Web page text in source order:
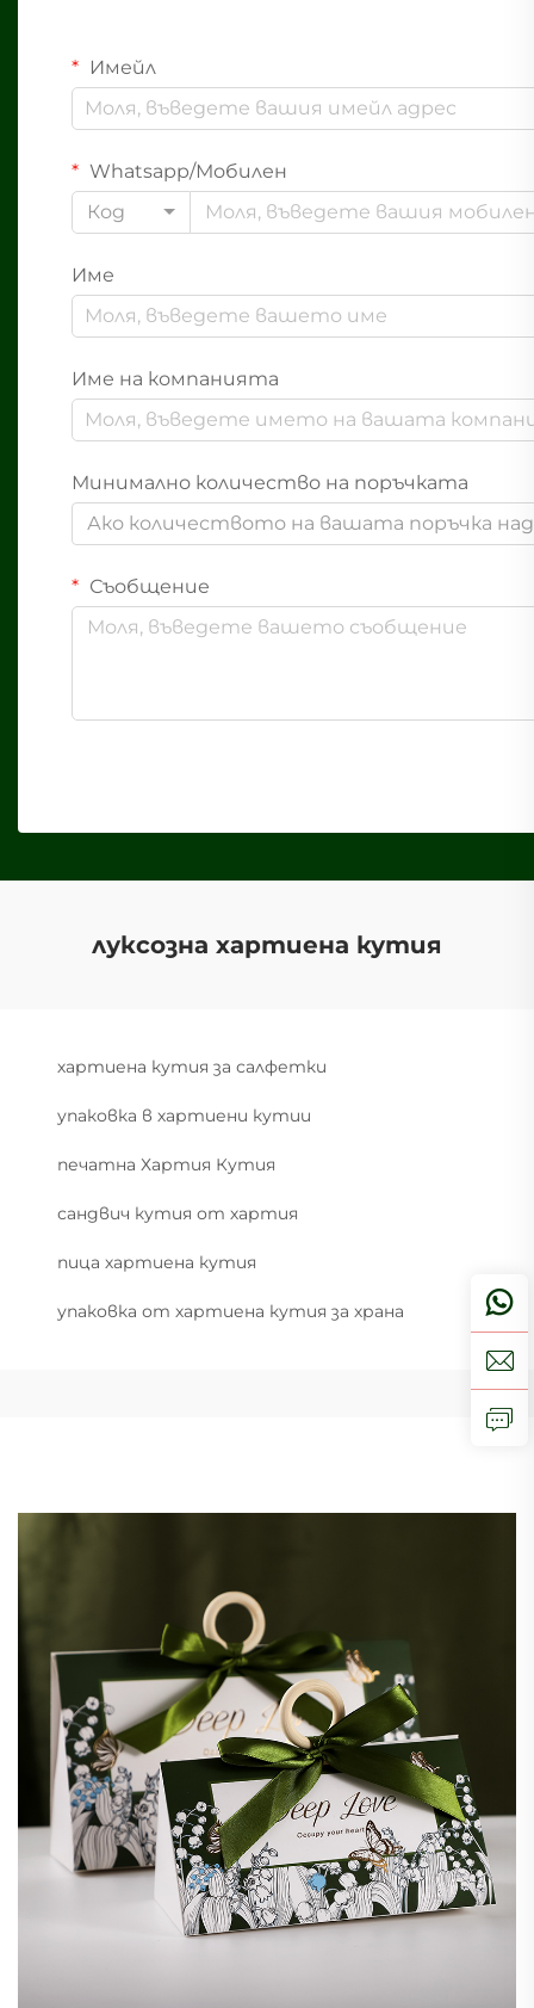
Имейл
Whatsapp/Мобилен
Код
Име
Име на компанията
Минимално количество на поръчката
Ако количеството на вашата поръчка
Съобщение
луксозна хартиена кутия
хартиена кутия за салфетки
упаковка в хартиени кутии
печатна Хартия Кутия
сандвич кутия от хартия
пица хартиена кутия
упаковка от хартиена кутия за храна